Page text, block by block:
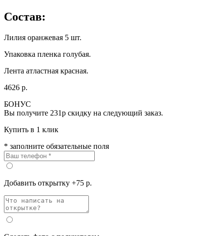
Состав:
Лилия оранжевая 5 шт.
Упаковка пленка голубая.
Лента атластная красная.
4626 р.
БОНУС
Вы получите 231р скидку на следующий заказ.
Купить в 1 клик
* заполните обязательные поля
Добавить открытку +75 р.